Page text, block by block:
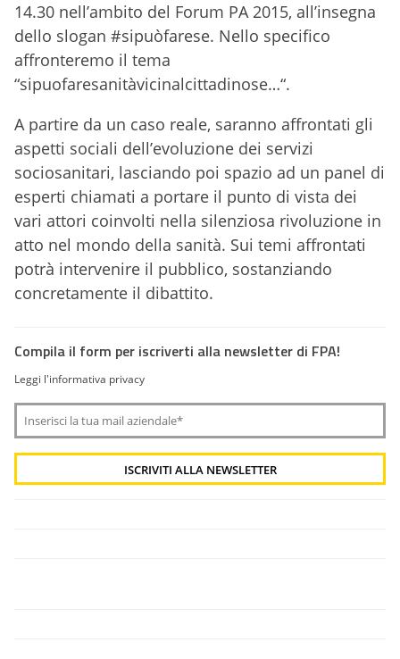
14.30 nell’ambito del Forum PA 2015, all’insegna
dello slogan #sipuòfarese. Nello specifico
affronteremo il tema
“sipuofaresanitàvicinalcittadinose…“.
A partire da un caso reale, saranno affrontati gli
aspetti sociali dell’evoluzione dei servizi
sociosanitari, lasciando poi spazio ad un panel di
esperti chiamati a portare il punto di vista dei
vari attori coinvolti nella silenziosa rivoluzione in
atto nel mondo della sanità. Sui temi affrontati
potrà intervenire il pubblico, sostanziando
concretamente il dibattito.
Compila il form per iscriverti alla newsletter di FPA!
Leggi l'informativa privacy